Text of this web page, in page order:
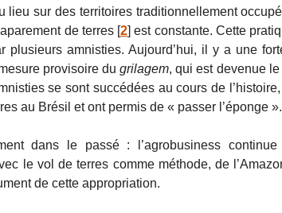
lieu sur des territoires traditionnellement
de terres[2] est constante. Cette
plusieurs amnisties. Aujourd’hui, il y a une
provisoire dugrilagem, qui est devenue
se sont succédées au cours de
au Brésil et ont permis de « passer l’éponge ».
dans le passé : l’agrobusiness
le vol de terres comme méthode, de
de cette appropriation.